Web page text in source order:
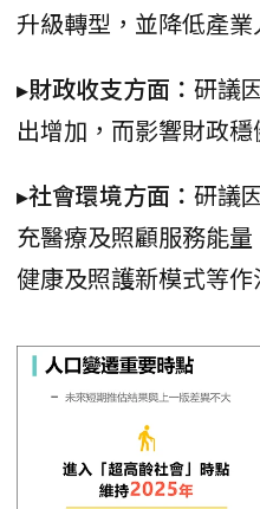
升級轉型，並降低產業
▸財政收支方面： 研議
出增加，而影響財政穩
▸社會環境方面： 研議
充醫療及照顧服務能
健康及照護新模式等作